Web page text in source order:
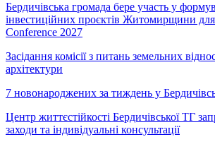
Бердичівська громада бере участь у
інвестиційних проєктів Житомирщини
Conference 2027
Засідання комісії з питань земельних
архітектури
7 новонароджених за тиждень у
Центр життєстійкості Бердичівської ТГ
заходи та індивідуальні консультації